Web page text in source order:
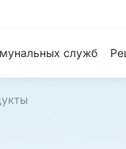
служб